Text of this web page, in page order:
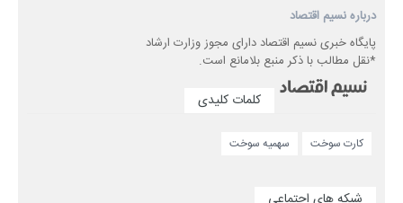
درباره نسیم اقتصاد
پایگاه خبری نسیم اقتصاد دارای مجوز وزارت ارشاد
*نقل مطالب با ذکر منبع بلامانع است.
کلمات کلیدی
کارت سوخت سهمیه سوخت